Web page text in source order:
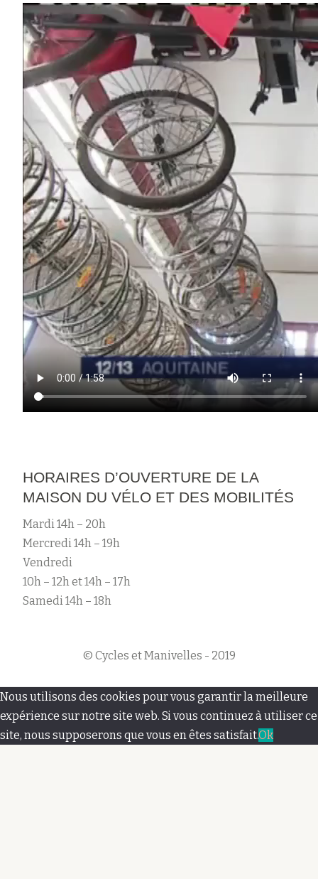
HORAIRES D’OUVERTURE DE LA
MAISON DU VÉLO ET DES MOBILITÉS
Mardi 14h – 20h
Mercredi 14h – 19h
Vendredi
10h – 12h et 14h – 17h
Samedi 14h – 18h
© Cycles et Manivelles - 2019
M
e
n
Nous utilisons des cookies pour vous garantir la meilleure
expérience sur notre site web. Si vous continuez à utiliser ce
site, nous supposerons que vous en êtes satisfait.Ok